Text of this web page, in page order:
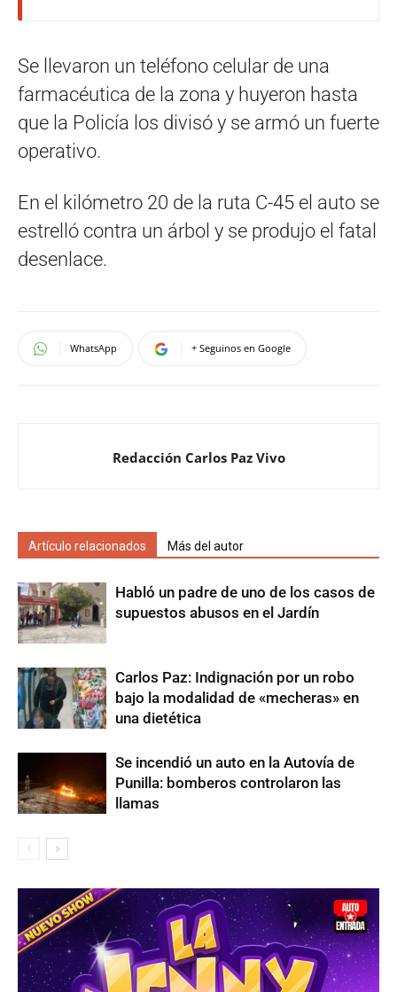
Se llevaron un teléfono celular de una
farmacéutica de la zona y huyeron hasta
que la Policía los divisó y se armó un fuerte
operativo.
En el kilómetro 20 de la ruta C-45 el auto se
estrelló contra un árbol y se produjo el fatal
desenlace.
WhatsApp + Seguinos en Google
Redacción Carlos Paz Vivo
Artículo relacionados Más del autor
Habló un padre de uno de los casos de
supuestos abusos en el Jardín
Carlos Paz: Indignación por un robo
bajo la modalidad de «mecheras» en
una dietética
Se incendió un auto en la Autovía de
Punilla: bomberos controlaron las
llamas